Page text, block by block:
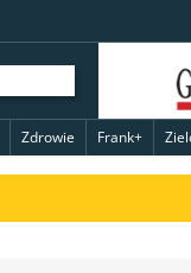
Zdrowie Frank+